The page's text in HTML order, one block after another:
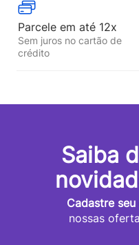
Parcele em até 12x
Sem juros no cartão de
crédito
Saiba
Cadastre
nossas